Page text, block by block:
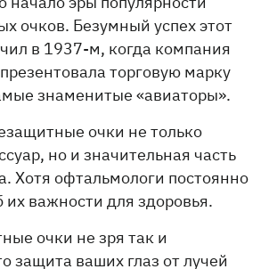
очков. Безумный успех этот
в 1937-м, когда компания
торговую марку
знаменитые «авиаторы».
очки не только
но и значительная часть
Хотя офтальмологи постоянно
важности для здоровья.
очки не зря так и
защита ваших глаз от лучей